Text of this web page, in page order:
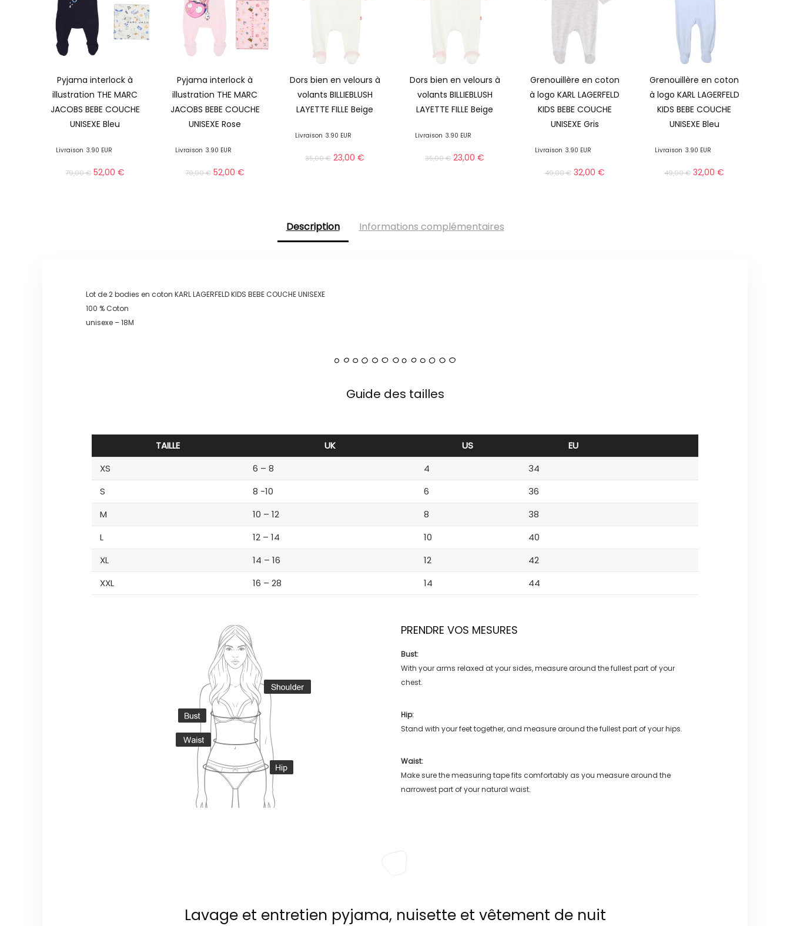
Pyjama interlock à
illustration THE MARC
JACOBS BEBE COUCHE
UNISEXE Bleu
Livraison 3.90 EUR
79,00€ 52,00€
Pyjama interlock à
illustration THE MARC
JACOBS BEBE COUCHE
UNISEXE Rose
Livraison 3.90 EUR
79,00€ 52,00€
Dors bien en velours à
volants BILLIEBLUSH
LAYETTE FILLE Beige
Livraison 3.90 EUR
35,00€ 23,00€
Dors bien en velours à
volants BILLIEBLUSH
LAYETTE FILLE Beige
Livraison 3.90 EUR
35,00€ 23,00€
Grenouillère en coton
à logo KARL LAGERFELD
KIDS BEBE COUCHE
UNISEXE Gris
Livraison 3.90 EUR
49,00€ 32,00 €
Grenouillère en coton
à logo KARL LAGERFELD
KIDS BEBE COUCHE
UNISEXE Bleu
Livraison 3.90 EUR
49,00€ 32,00€
Description Informations complémentaires
Lot de 2 bodies en coton KARL LAGERFELD KIDS BEBE COUCHE UNISEXE
100 % Coton
unisexe – 18M
Guide des tailles
TAILLE UK US
EU
XS
6 – 8 4
34
S
8 -10 6
36
M
10 – 12 8
38
L
12 – 14 10
40
XL
14 – 16 12
42
XXL
16 – 28 14 44
PRENDRE VOS MESURES
Bust:
With your arms relaxed at your sides, measure around the fullest part of your
chest.
Hip:
Stand with your feet together, and measure around the fullest part of your hips.
Waist:
Make sure the measuring tape fits comfortably as you measure around the
narrowest part of your natural waist.
Lavage et entretien pyjama, nuisette et vêtement de nuit